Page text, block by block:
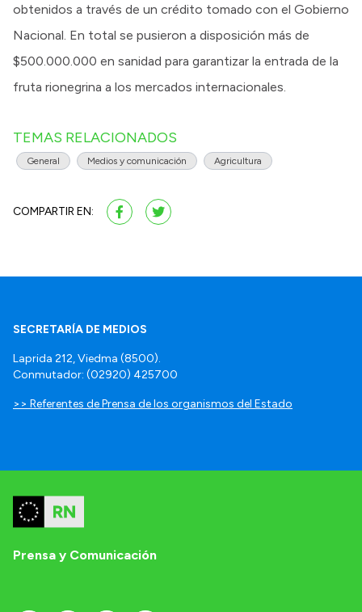
obtenidos a través de un crédito tomado con el Gobierno
Nacional. En total se pusieron a disposición más de
$500.000.000 en sanidad para garantizar la entrada de la
fruta rionegrina a los mercados internacionales.
TEMAS RELACIONADOS
General Medios y comunicación Agricultura
COMPARTIR EN:
SECRETARÍA DE MEDIOS
Laprida 212, Viedma (8500).
Conmutador: (02920) 425700
>> Referentes de Prensa de los organismos del Estado
Prensa y Comunicación